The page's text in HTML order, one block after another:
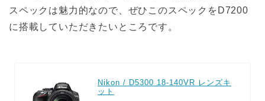
スペックは魅力的なので、ぜひこのスペックをD7200
に搭載していただきたいところです。
Nikon / D5300 18-140VR レンズキ
ット